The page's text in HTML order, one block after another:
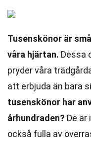
Tusenskönor är
våra hjärtan. Dessa
pryder våra
att erbjuda än bara
tusenskönor har
århundraden? De är
också fulla av